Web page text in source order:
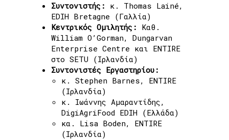
Συντονιστής: κ. Thomas Lainé,
EDIH Bretagne (Γαλλία)
Κεντρικός Ομιλητής: Καθ.
William O’Gorman, Dungarvan
Enterprise Centre και ENTIRE
στο SETU (Ιρλανδία)
Συντονιστές Εργαστηρίου:
κ. Stephen Barnes, ENTIRE
(Ιρλανδία)
κ. Ιωάννης Αμαραντίδης,
DigiAgriFood EDIH (Ελλάδα)
κα. Lisa Boden, ENTIRE
(Ιρλανδία)